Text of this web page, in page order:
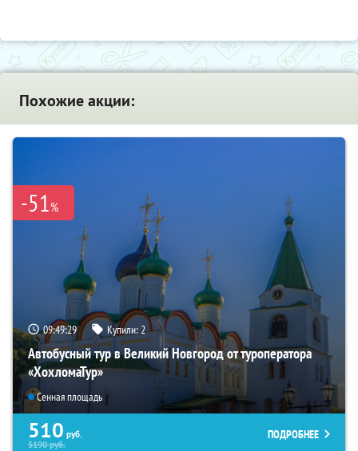
Похожие акции:
-51%
09:49:27 Купили:2
Автобусный тур в Великий Новгород от туроператора
«ХохломаТур»
Сенная площадь
510 руб.
5190руб.
ПОДРОБНЕЕ